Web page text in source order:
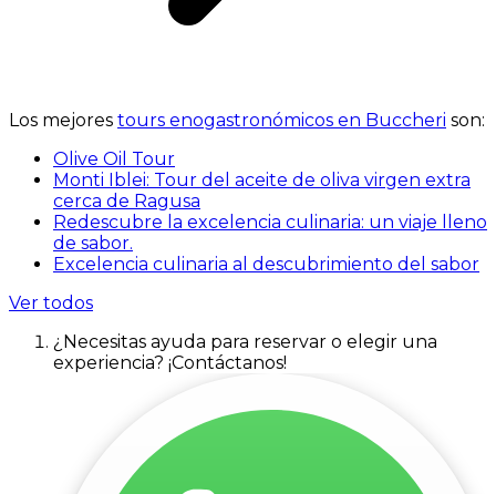
Los mejores tours enogastronómicos en Buccheri son:
Olive Oil Tour
Monti Iblei: Tour del aceite de oliva virgen extra
cerca de Ragusa
Redescubre la excelencia culinaria: un viaje lleno
de sabor.
Excelencia culinaria al descubrimiento del sabor
Ver todos
¿Necesitas ayuda para reservar o elegir una
experiencia? ¡Contáctanos!